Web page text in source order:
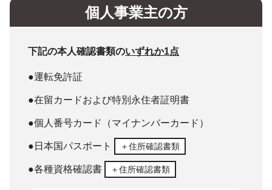
個人事業主の方
下記の本人確認書類のいずれか1点
●運転免許証
●在留カードおよび特別永住者証明書
●個人番号カード（マイナンバーカード）
●日本国パスポート ＋住所確認書類
●各種資格確認書 ＋住所確認書類